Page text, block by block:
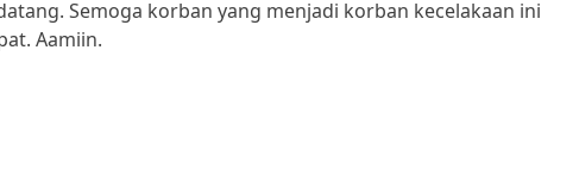
Semoga korban yang menjadi korban kecelakaan ini
Aamiin.